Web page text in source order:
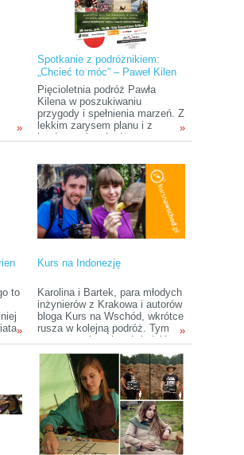
»
Spotkanie z podróżnikiem:
„Chcieć to móc” – Paweł Kilen
w pięć lat po świecie
Pięcioletnia podróż Pawła
Kilena w poszukiwaniu
przygody i spełnienia marzeń. Z
lekkim zarysem planu i z
bardzo małym budżetem.
powiedzenie „Chcieć, to móc”
nie jest fikcją.
»
to
»
Kurs na Indonezję
Karolina i Bartek, para młodych
inżynierów z Krakowa i autorów
bloga Kurs na Wschód, wkrótce
rusza w kolejną podróż. Tym
razem zamierzają odwiedzić
Indonezję, przyjmując za cel
nie tylko relaks pod palmami,
ale także zebranie sporej ilości
materiału reporterskiego, który
ma czytelnikom ich bloga
pokazać azjatycki kraj od
podszewki. Karolina i Bartek
obierają kurs na Indonezję!
»